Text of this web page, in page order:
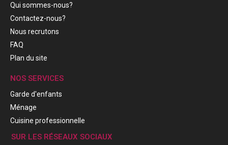
Qui sommes-nous?
Contactez-nous?
Nous recrutons
FAQ
Plan du site
NOS SERVICES
Garde d'enfants
Ménage
Cuisine professionnelle
SUR LES RÉSEAUX SOCIAUX